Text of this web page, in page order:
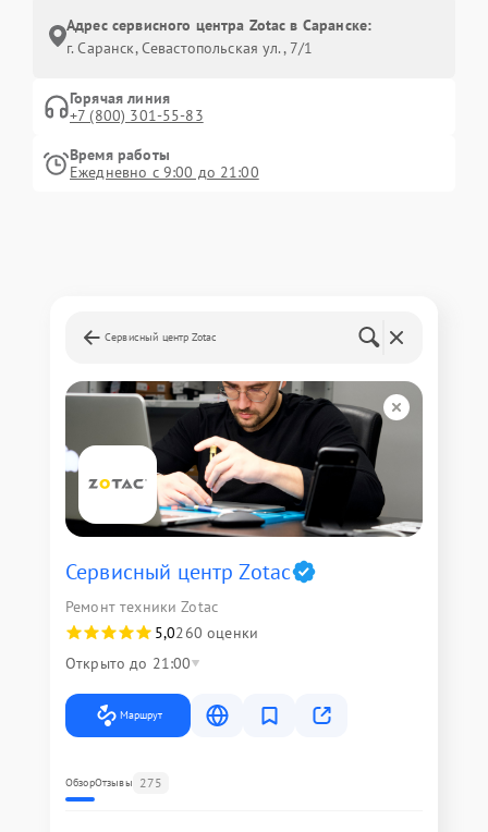
Адрес сервисного центра Zotac в Саранске:
г. Саранск, Севастопольская ул., 7/1
Горячая линия
+7 (800) 301-55-83
Время работы
Ежедневно с 9:00 до 21:00
Сервисный центр Zotac
Сервисный центр Zotac
Ремонт техники Zotac
5,0260 оценки
Открыто до 21:00
Маршрут
ОбзорОтзывы 275